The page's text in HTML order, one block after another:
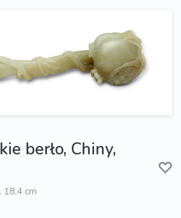
berło, Chiny,
18,4 cm